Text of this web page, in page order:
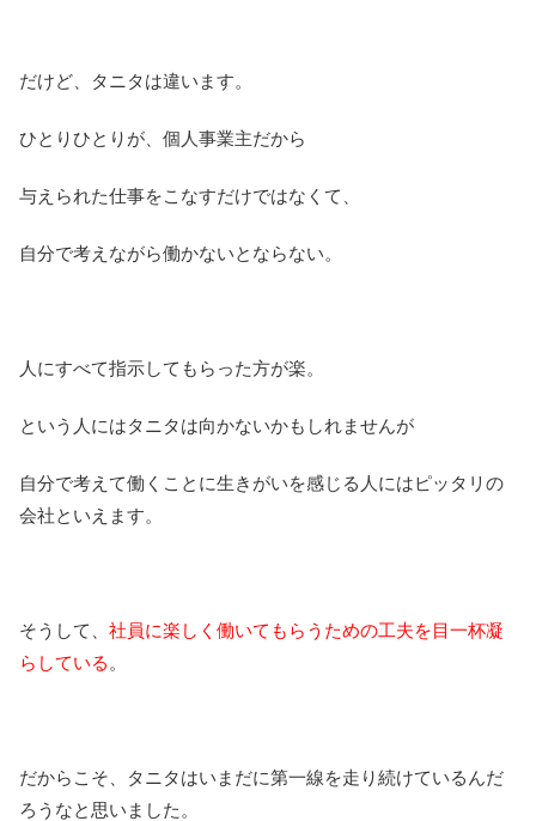
だけど、タニタは違います。
ひとりひとりが、個人事業主だから
与えられた仕事をこなすだけではなくて、
自分で考えながら働かないとならない。
人にすべて指示してもらった方が楽。
という人にはタニタは向かないかもしれませんが
自分で考えて働くことに生きがいを感じる人にはピッタリの
会社といえます。
そうして、 社員に楽しく働いてもらうための工夫を目一杯凝
らしている 。
だからこそ、タニタはいまだに第一線を走り続けているんだ
ろうなと思いました。